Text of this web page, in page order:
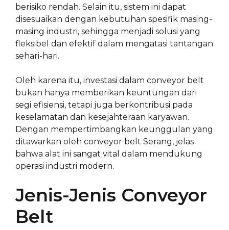
berisiko rendah. Selain itu, sistem ini dapat
disesuaikan dengan kebutuhan spesifik masing-
masing industri, sehingga menjadi solusi yang
fleksibel dan efektif dalam mengatasi tantangan
sehari-hari.
Oleh karena itu, investasi dalam conveyor belt
bukan hanya memberikan keuntungan dari
segi efisiensi, tetapi juga berkontribusi pada
keselamatan dan kesejahteraan karyawan.
Dengan mempertimbangkan keunggulan yang
ditawarkan oleh conveyor belt Serang, jelas
bahwa alat ini sangat vital dalam mendukung
operasi industri modern.
Jenis-Jenis Conveyor
Belt